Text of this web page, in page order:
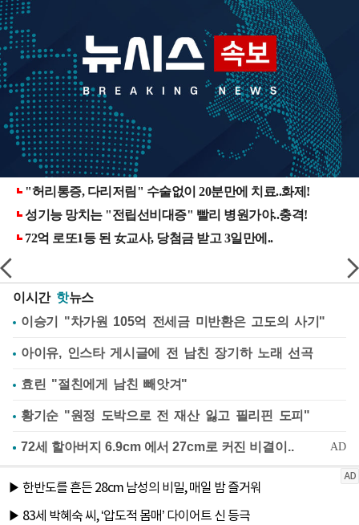
이시간 핫뉴스
이승기 "차가원 105억 전세금 미반환은 고도의 사기"
아이유, 인스타 게시글에 전 남친 장기하 노래 선곡
효린 "절친에게 남친 빼앗겨"
황기순 "원정 도박으로 전 재산 잃고 필리핀 도피"